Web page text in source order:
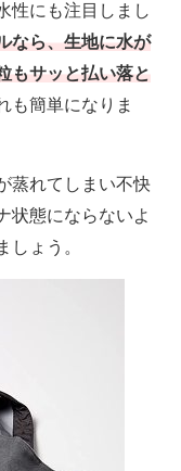
性にも注目しまし
なら、生地に水が
もサッと払い落と
も簡単になりま
蒸れてしまい不快
状態にならないよ
しょう。